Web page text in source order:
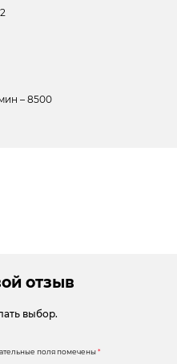
– 8500
отзыв
выбор.
поля помечены*